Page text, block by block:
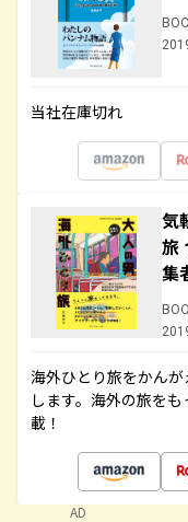
当社在庫切れ
気
旅
集
海外ひとり旅をかん
します。海外の旅を
載！
AD